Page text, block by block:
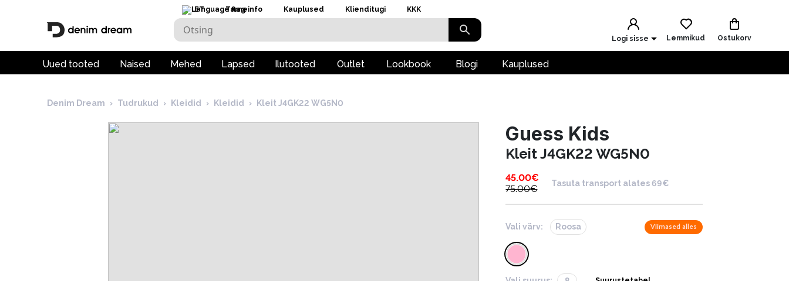
ET Tarneinfo Kauplused Klienditugi KKK
Logi sisse Lemmikud Ostukorv
Uued tooted Naised Mehed Lapsed Ilutooted Outlet Lookbook Blogi Kauplused
Denim Dream › Tudrukud › Kleidid › Kleidid › Kleit J4GK22 WG5N0
Guess Kids
Kleit J4GK22 WG5N0
45.00€
75.00€
Tasuta transport alates 69€
Vali värv: Roosa Viimased alles